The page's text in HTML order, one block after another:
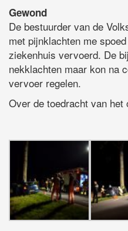
Gewond
De bestuurder van de
met pijnklachten me
ziekenhuis vervoerd. De
nekklachten maar kon na
vervoer regelen.
Over de toedracht van